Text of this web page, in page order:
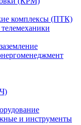
комплексы (ПТК)
и инструменты